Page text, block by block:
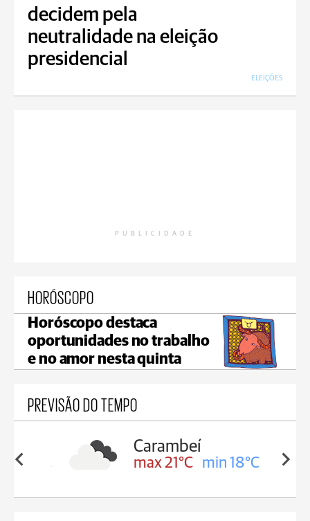
decidem pela
neutralidade na eleição
presidencial
ELEIÇÕES
PUBLICIDADE
HORÓSCOPO
Horóscopo destaca
oportunidades no trabalho
e no amor nesta quinta
PREVISÃO DO TEMPO
19°C
Carambeí
max 21°C min 18°C